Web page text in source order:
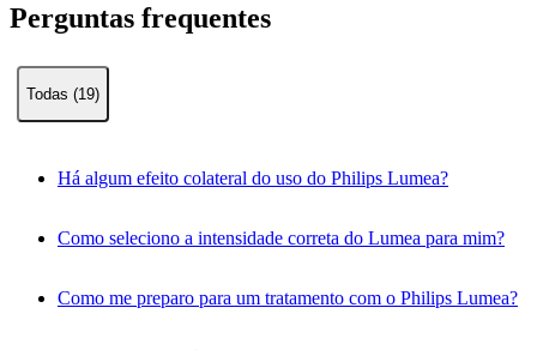
Perguntas frequentes
Todas (19)
Há algum efeito colateral do uso do Philips Lumea?
Como seleciono a intensidade correta do Lumea para mim?
Como me preparo para um tratamento com o Philips Lumea?